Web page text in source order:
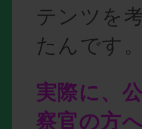
テンツを
たんです。
実際に、
察官の方